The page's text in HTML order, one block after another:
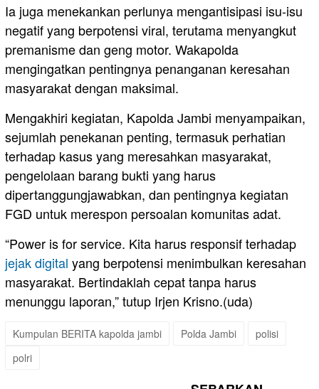
Ia juga menekankan perlunya mengantisipasi isu-isu
negatif yang berpotensi viral, terutama menyangkut
premanisme dan geng motor. Wakapolda
mengingatkan pentingnya penanganan keresahan
masyarakat dengan maksimal.
Mengakhiri kegiatan, Kapolda Jambi menyampaikan,
sejumlah penekanan penting, termasuk perhatian
terhadap kasus yang meresahkan masyarakat,
pengelolaan barang bukti yang harus
dipertanggungjawabkan, dan pentingnya kegiatan
FGD untuk merespon persoalan komunitas adat.
“Power is for service. Kita harus responsif terhadap
jejak digital yang berpotensi menimbulkan keresahan
masyarakat. Bertindaklah cepat tanpa harus
menunggu laporan,” tutup Irjen Krisno.(uda)
Kumpulan BERITA kapolda jambi Polda Jambi
polisi
polri